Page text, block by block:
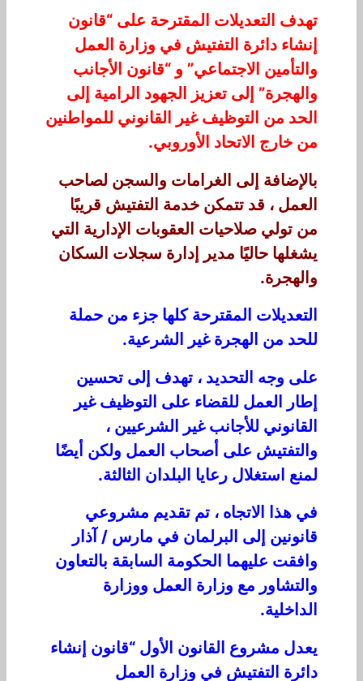
تهدف التعديلات المقترحة على “قانون
إنشاء دائرة التفتيش في وزارة العمل
والتأمين الاجتماعي” و “قانون الأجانب
والهجرة” إلى تعزيز الجهود الرامية إلى
الحد من التوظيف غير القانوني للمواطنين
من خارج الاتحاد الأوروبي.
بالإضافة إلى الغرامات والسجن لصاحب
العمل ، قد تتمكن خدمة التفتيش قريبًا
من تولي صلاحيات العقوبات الإدارية التي
يشغلها حاليًا مدير إدارة سجلات السكان
والهجرة.
التعديلات المقترحة كلها جزء من حملة
للحد من الهجرة غير الشرعية.
على وجه التحديد ، تهدف إلى تحسين
إطار العمل للقضاء على التوظيف غير
القانوني للأجانب غير الشرعيين ،
والتفتيش على أصحاب العمل ولكن أيضًا
لمنع استغلال رعايا البلدان الثالثة.
في هذا الاتجاه ، تم تقديم مشروعي
قانونين إلى البرلمان في مارس / آذار
وافقت عليهما الحكومة السابقة بالتعاون
والتشاور مع وزارة العمل ووزارة
الداخلية.
يعدل مشروع القانون الأول “قانون إنشاء
دائرة التفتيش في وزارة العمل